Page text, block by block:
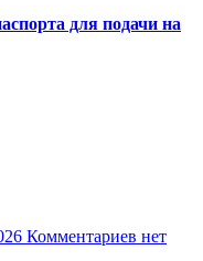
для подачи на
Комментариев нет